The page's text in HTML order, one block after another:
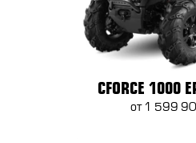
CFORCE 1000
от 1 599